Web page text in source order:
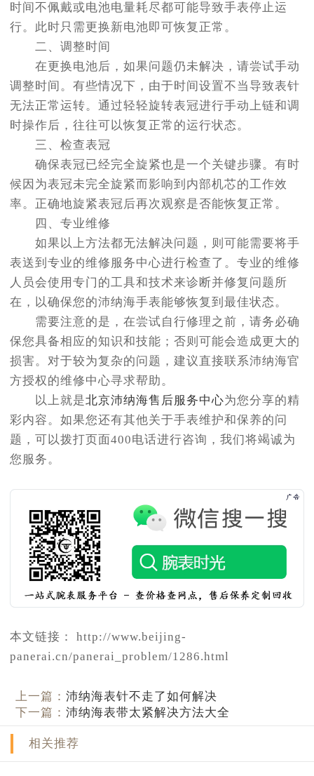
时间不佩戴或电池电量耗尽都可能导致手表停止运
行。此时只需更换新电池即可恢复正常。
二、调整时间
在更换电池后，如果问题仍未解决，请尝试手动
调整时间。有些情况下，由于时间设置不当导致表针
无法正常运转。通过轻轻旋转表冠进行手动上链和调
时操作后，往往可以恢复正常的运行状态。
三、检查表冠
确保表冠已经完全旋紧也是一个关键步骤。有时
候因为表冠未完全旋紧而影响到内部机芯的工作效
率。正确地旋紧表冠后再次观察是否能恢复正常。
四、专业维修
如果以上方法都无法解决问题，则可能需要将手
表送到专业的维修服务中心进行检查了。专业的维修
人员会使用专门的工具和技术来诊断并修复问题所
在，以确保您的沛纳海手表能够恢复到最佳状态。
需要注意的是，在尝试自行修理之前，请务必确
保您具备相应的知识和技能；否则可能会造成更大的
损害。对于较为复杂的问题，建议直接联系沛纳海官
方授权的维修中心寻求帮助。
以上就是北京沛纳海售后服务中心为您分享的精
彩内容。如果您还有其他关于手表维护和保养的问
题，可以拨打页面400电话进行咨询，我们将竭诚为
您服务。
本文链接： http://www.beijing-
panerai.cn/panerai_problem/1286.html
上一篇：沛纳海表针不走了如何解决
下一篇：沛纳海表带太紧解决方法大全
相关推荐